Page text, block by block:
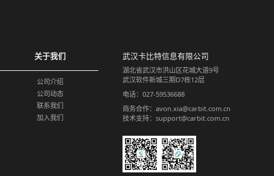
关于我们
公司介绍
公司动态
联系我们
加入我们
武汉卡比特信息有限公司
湖北省武汉市洪山区花城大道9号
武汉软件新城三期D7栋12层
电话：027-59536688
商务合作：avon.xia@carbit.com.cn
技术支持：support@carbit.com.cn